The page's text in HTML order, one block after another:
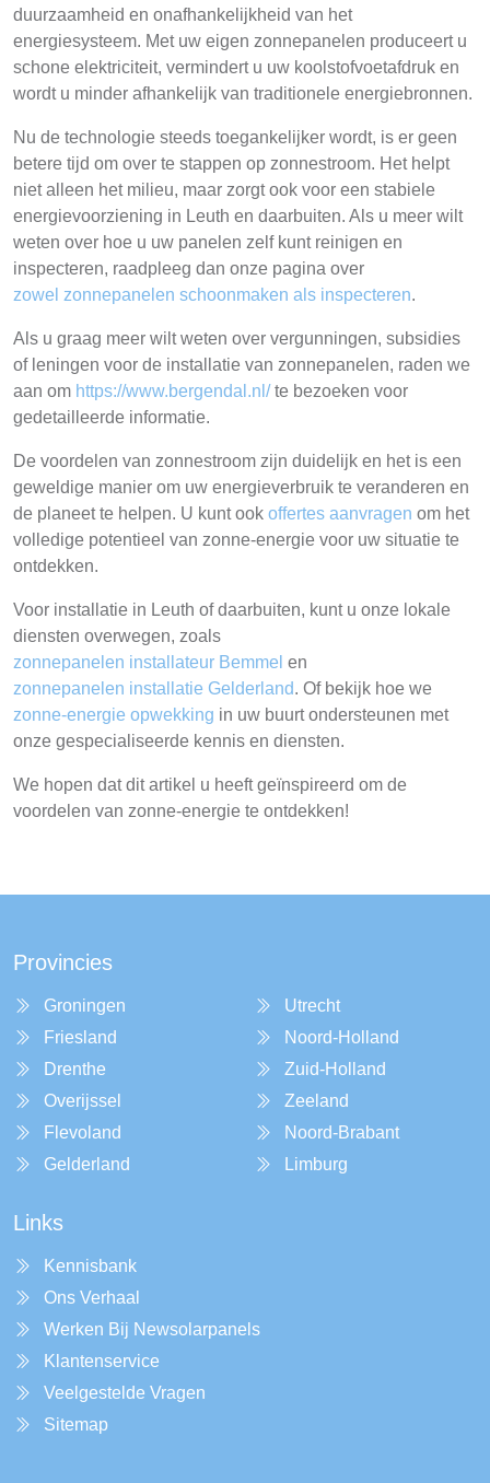
duurzaamheid en onafhankelijkheid van het
energiesysteem. Met uw eigen zonnepanelen produceert u
schone elektriciteit, vermindert u uw koolstofvoetafdruk en
wordt u minder afhankelijk van traditionele energiebronnen.
Nu de technologie steeds toegankelijker wordt, is er geen
betere tijd om over te stappen op zonnestroom. Het helpt
niet alleen het milieu, maar zorgt ook voor een stabiele
energievoorziening in Leuth en daarbuiten. Als u meer wilt
weten over hoe u uw panelen zelf kunt reinigen en
inspecteren, raadpleeg dan onze pagina over
zowel zonnepanelen schoonmaken als inspecteren.
Als u graag meer wilt weten over vergunningen, subsidies
of leningen voor de installatie van zonnepanelen, raden we
aan om https://www.bergendal.nl/te bezoeken voor
gedetailleerde informatie.
De voordelen van zonnestroom zijn duidelijk en het is een
geweldige manier om uw energieverbruik te veranderen en
de planeet te helpen. U kunt ook offertes aanvragen om het
volledige potentieel van zonne-energie voor uw situatie te
ontdekken.
Voor installatie in Leuth of daarbuiten, kunt u onze lokale
diensten overwegen, zoals
zonnepanelen installateur Bemmel en
zonnepanelen installatie Gelderland. Of bekijk hoe we
zonne-energie opwekking in uw buurt ondersteunen met
onze gespecialiseerde kennis en diensten.
We hopen dat dit artikel u heeft geïnspireerd om de
voordelen van zonne-energie te ontdekken!
Provincies
Groningen
Friesland
Drenthe
Overijssel
Flevoland
Gelderland
Utrecht
Noord-Holland
Zuid-Holland
Zeeland
Noord-Brabant
Limburg
Links
Kennisbank
Ons Verhaal
Werken Bij Newsolarpanels
Klantenservice
Veelgestelde Vragen
Sitemap